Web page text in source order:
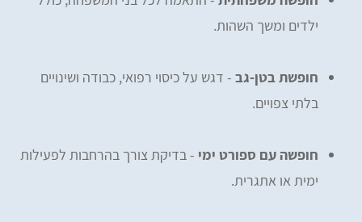
ילדים ומשך השהות.
חופשת בטן-גב - דגש על כיסוי רפואי, כבודה ושינויים
בלתי צפויים.
חופשה עם ספורט ימי - בדיקת צורך בהרחבות לפעילות
ימית או אתגרית.